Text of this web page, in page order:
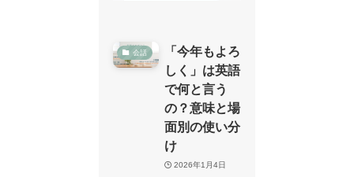
会話
「今年もよろ
しく」は英語
で何と言う
の？意味と場
面別の使い分
け
2026年1月4日